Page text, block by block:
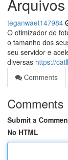
Arquivos
teganwaet147984
O otimizador de
o tamanho dos
seu servidor e
diversas https://
Comments
Comments
Submit a
No HTML